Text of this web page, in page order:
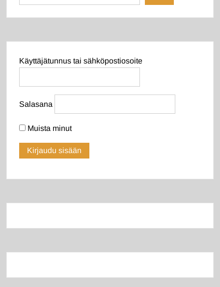
Käyttäjätunnus tai sähköpostiosoite
Salasana
Muista minut